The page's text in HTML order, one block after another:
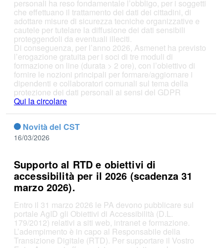
personali ha reso fondamentale l’obbligo, per i soggetti
che effettuano il trattamento dei dati dei cittadini, di
adottare misure di sicurezza tecniche organizzative e
cautele per tutelare la diffusione dei dati sensibili
proteggendoli da eventuali illeciti.
Di conseguenza, per l’anno 2026, Asmenet ha previsto
l’erogazione gratuita per i soci di tre moduli di
formazione on line (durata > 2 ore), con l’obiettivo di
fornire le nozioni principali per formare/aggiornare i
dipendenti e collaboratori comunali sul tema della
protezione dei dati personali ai sensi del GDPR
Qui la circolare
Novità del CST
16/03/2026
Supporto al RTD e obiettivi di
accessibilità per il 2026 (scadenza 31
marzo 2026).
Entro il 31 marzo 2026 le PA devono pubblicare sul
portale AgID gli Obiettivi di Accessibilità (D.L.
179/2012) relativi a siti web, intranet e formazione.
L’adempimento è in capo al Responsabile della
Transizione Digitale (RTD). Per supportare il Vostro